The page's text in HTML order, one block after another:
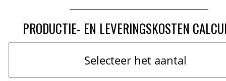
PRODUCTIE- EN LEVERINGSKOSTEN